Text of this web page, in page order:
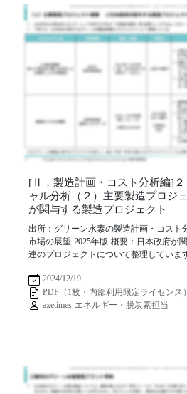
[Ⅱ．製造計画・コスト分析編]２
ャル分析（２）主要製造プロジ
が関与する製造プロジェクト
出所：グリーン水素の製造計画・コスト
市場の展望 2025年版 概要：日本政府が
連のプロジェクトについて整理していま
2024/12/19
PDF（1枚・内部利用限定ライセンス）
axetimes エネルギー・脱炭素担当